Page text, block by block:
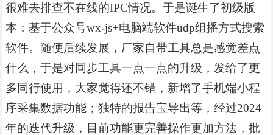
很难去排查不在线的IPC情况。于是诞生了初级版
本：基于公众号wx-js+电脑端软件udp组播方式搜索
软件。随便后续发展，厂家自带工具总是感觉差点
什么，于是对同步工具一点一点的升级，发给了更
多同行使用，大家觉得还不错，新增了手机端小程
序采集数据功能；独特的报告宝导出等，经过2024
年的迭代升级，目前功能更完善操作更加方法，批